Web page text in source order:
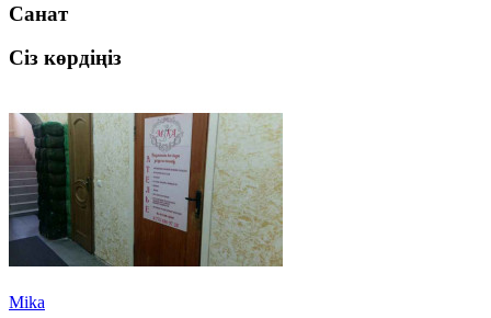
Санат
Сіз көрдіңіз
Mika